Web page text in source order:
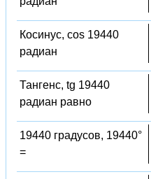
Косинус, cos 19440
радиан
Тангенс, tg 19440
радиан равно
19440 градусов, 19440°
=